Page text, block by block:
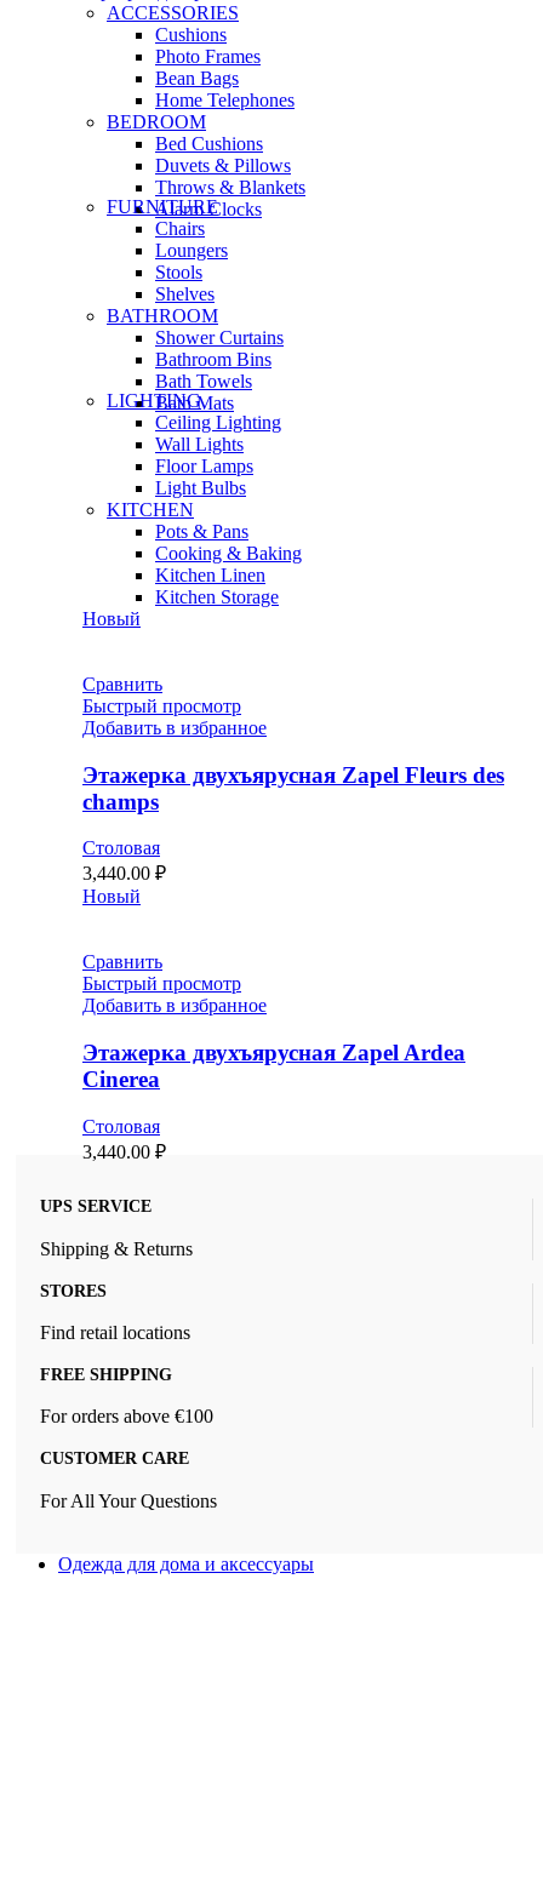
ACCESSORIES
Cushions
Photo Frames
Bean Bags
Home Telephones
BEDROOM
Bed Cushions
Duvets & Pillows
Throws & Blankets
Alarm Clocks
FURNITURE
Chairs
Loungers
Stools
Shelves
BATHROOM
Shower Curtains
Bathroom Bins
Bath Towels
Bath Mats
LIGHTING
Ceiling Lighting
Wall Lights
Floor Lamps
Light Bulbs
KITCHEN
Pots & Pans
Cooking & Baking
Kitchen Linen
Kitchen Storage
Новый
Сравнить
Быстрый просмотр
Добавить в избранное
Этажерка двухъярусная Zapel Fleurs des
champs
Столовая
3,440.00 ₽
Новый
Сравнить
Быстрый просмотр
Добавить в избранное
Этажерка двухъярусная Zapel Ardea
Cinerea
Столовая
3,440.00 ₽
UPS SERVICE
Shipping & Returns
STORES
Find retail locations
FREE SHIPPING
For orders above €100
CUSTOMER CARE
For All Your Questions
Одежда для дома и аксессуары